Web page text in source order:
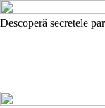
Descoperă secretele